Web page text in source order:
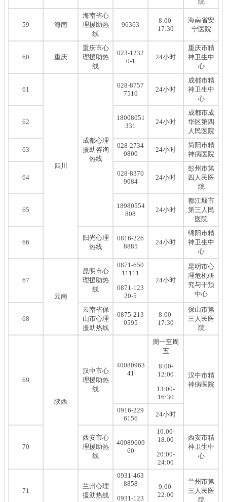
59 海南
海南省心
理援助热
线
96363
8:00-
17:30
海南省安
宁医院
60 重庆
重庆市心
理援助热
线
023-1232
0-1
24小时
重庆市精
神卫生中
心
61
四川
成都心理
援助咨询
热线
028-8757
7510
24小时
成都市精
神卫生中
心
62
18008051
331
24小时
成都市成
华区第四
人民医院
63
028-2734
0800
24小时
简阳市精
神病医院
64
028-8370
9084
24小时
彭州市第
四人民医
院
65
18980554
808
24小时
都江堰市
第三人民
医院
66
阳光心理
热线
0816-226
8885
24小时
绵阳市精
神卫生中
心
67
云南
昆明市心
理援助热
线
0871-650
11111
0871-123
20-5
24小时
昆明市心
理危机研
究与干预
中心
68
云南省保
山市心理
援助热线
0875-213
0595
8:00-
17:30
保山市第
三人民医
院
69
陕西
汉中市心
理援助热
线
40080963
41
周一至周
五
8:00-
12:00
13:00-
16:30
汉中市精
神病医院
0916-229
6156
24小时
70
西安市心
理援助热
线
40089609
60
10:00-
18:00
20:00-
24:00
西安市精
神卫生中
心
71
兰州心理
援助热线
0931-463
8858
0931-123
9:00-
22:00
兰州市第
三人民医
院